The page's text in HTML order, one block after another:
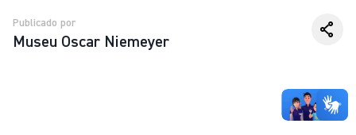
Publicado por
Museu Oscar Niemeyer